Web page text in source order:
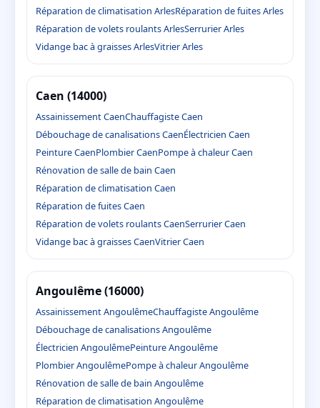
Réparation de climatisation ArlesRéparation de fuites Arles
Réparation de volets roulants ArlesSerrurier Arles
Vidange bac à graisses ArlesVitrier Arles
Caen (14000)
Assainissement CaenChauffagiste Caen
Débouchage de canalisations CaenÉlectricien Caen
Peinture CaenPlombier CaenPompe à chaleur Caen
Rénovation de salle de bain Caen
Réparation de climatisation Caen
Réparation de fuites Caen
Réparation de volets roulants CaenSerrurier Caen
Vidange bac à graisses CaenVitrier Caen
Angoulême (16000)
Assainissement AngoulêmeChauffagiste Angoulême
Débouchage de canalisations Angoulême
Électricien AngoulêmePeinture Angoulême
Plombier AngoulêmePompe à chaleur Angoulême
Rénovation de salle de bain Angoulême
Réparation de climatisation Angoulême